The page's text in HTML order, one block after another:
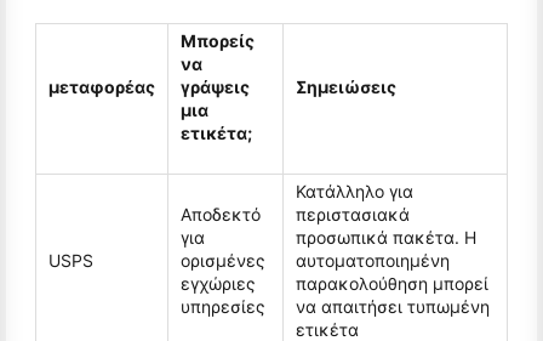
μεταφορέας
Μπορείς
να
γράψεις
μια
ετικέτα;
Σημειώσεις
USPS
Αποδεκτό
για
ορισμένες
εγχώριες
υπηρεσίες
Κατάλληλο για
περιστασιακά
προσωπικά πακέτα. Η
αυτοματοποιημένη
παρακολούθηση μπορεί
να απαιτήσει τυπωμένη
ετικέτα